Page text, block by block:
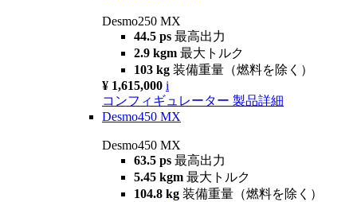
Desmo250 MX
44.5 ps 最高出力
2.9 kgm 最大トルク
103 kg 装備重量（燃料を除く）
¥ 1,615,000 i
コンフィギュレーター 製品詳細
Desmo450 MX
Desmo450 MX
63.5 ps 最高出力
5.45 kgm 最大トルク
104.8 kg 装備重量（燃料を除く）